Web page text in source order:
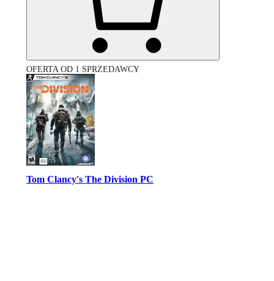
OFERTA OD 1 SPRZEDAWCY
Tom Clancy's The Division PC